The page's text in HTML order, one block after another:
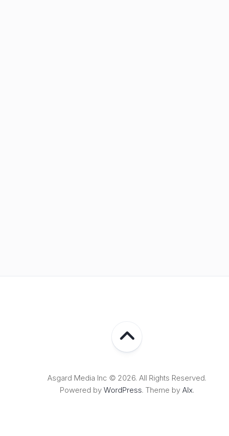
Asgard Media Inc © 2026. All Rights Reserved.
Powered by WordPress. Theme by Alx.